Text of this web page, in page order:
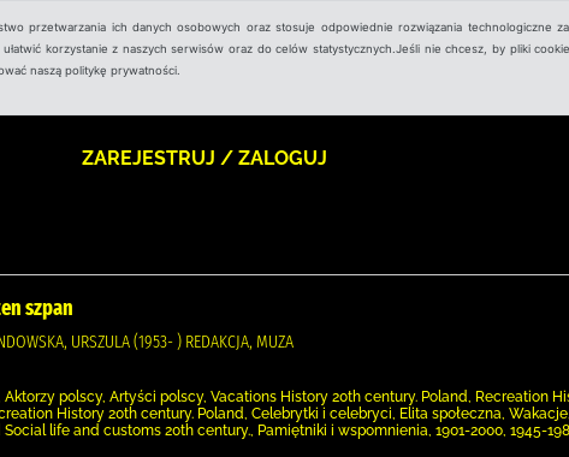
przetwarzania ich danych osobowych oraz stosuje odpowiednie rozwiązania technologiczne
korzystanie z naszych serwisów oraz do celów statystycznych.Jeśli nie chcesz, by pliki
naszą politykę prywatności.
ZAREJESTRUJ / ZALOGUJ
szpan
URSZULA (1953- ) REDAKCJA, MUZA
Aktorzy polscy, Artyści polscy, Vacations History 20th century. Poland, Recreation
History 20th century. Poland, Celebrytki i celebryci, Elita społeczna,
life and customs 20th century., Pamiętniki i wspomnienia, 1901-2000, 1945-